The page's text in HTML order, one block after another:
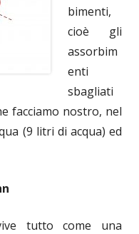
bimenti,
cioè gli
assorbim
enti
sbagliati
facciamo nostro, nel
(9 litri di acqua) ed
tutto come una